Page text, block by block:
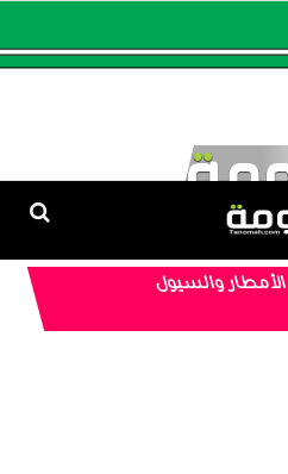
الأمطار والسيول